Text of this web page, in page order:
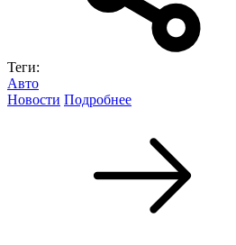
Теги:
Авто
Новости Подробнее